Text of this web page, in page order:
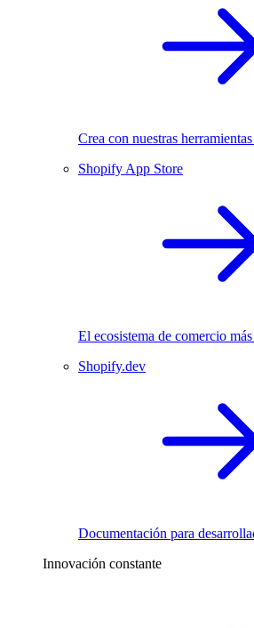
Crea con nuestras
Shopify App Store
El ecosistema de comercio
Shopify.dev
Documentación para
Innovación constante